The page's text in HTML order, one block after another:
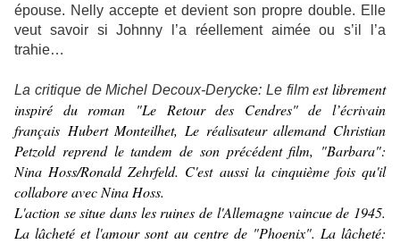
épouse. Nelly accepte et devient son propre double. Elle
veut savoir si Johnny l’a réellement aimée ou s’il l’a
trahie…
La critique de Michel Decoux-Derycke: Le filmest librement
inspiré du roman "Le Retour des Cendres" de l’écrivain
français Hubert Monteilhet, Le réalisateur allemand Christian
Petzold reprend le tandem de son précédent film, "Barbara":
Nina Hoss/Ronald Zehrfeld. C'est aussi la cinquième fois qu'il
collabore avec Nina Hoss.
L'action se situe dans les ruines de l'Allemagne vaincue de 1945.
La lâcheté et l'amour sont au centre de "Phoenix". La lâcheté: